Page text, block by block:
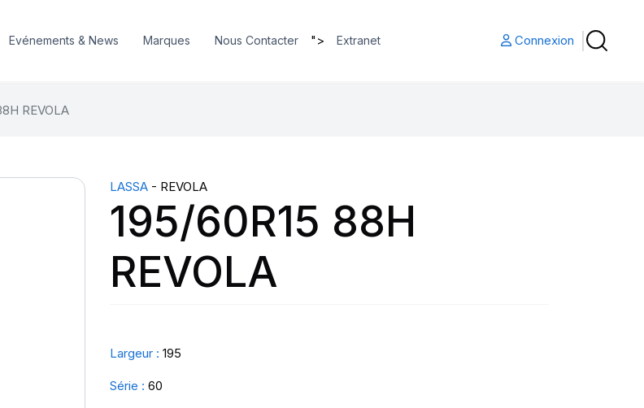
Evénements & News Marques Nous Contacter "> Extranet Connexion
REVOLA
LASSA - REVOLA
195/60R15 88H
REVOLA
Largeur : 195
Série : 60